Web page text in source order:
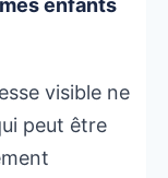
enfants
visible ne
peut être